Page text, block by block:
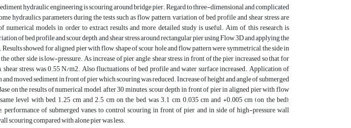
hydraulic engineering is scouring around bridge pier. Regard to three-dimensional and complicated
hydraulics parameters during the tests such as flow pattern, variation of bed profile and shear stress are
models in order to extract results and more detailed study is useful. Aim of this research is
of bed profile and scour depth and shear stress around rectangular pier using Flow 3D and applying the
showed, for aligned pier with flow, shape of scour hole and flow pattern were symmetrical, the side in
other side is low-pressure. As increase of pier angle, shear stress in front of the pier increased so that for
stress was 0.55 N/m2. Also fluctuations of bed profile and water surface increased. Application of
and moved sediment in front of pier which scouring was reduced. Increase of height and angle of submerged
on the results of numerical model, after 30 minutes, scour depth in front of pier in aligned pier with flow
level with bed, 1.25 cm and 2.5 cm on the bed, was 3.1 cm, 0.035 cm and +0.005 cm (on the bed),
performance of submerged vanes to control scouring in front of pier and in side of high-pressure wall
scouring compared with alone pier was less.